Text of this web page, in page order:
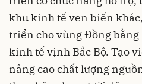
khu kinh tế ven biển
triển cho vùng Đồng bằng
kinh tế vịnh Bắc Bộ. Tạo
nâng cao chất lượng